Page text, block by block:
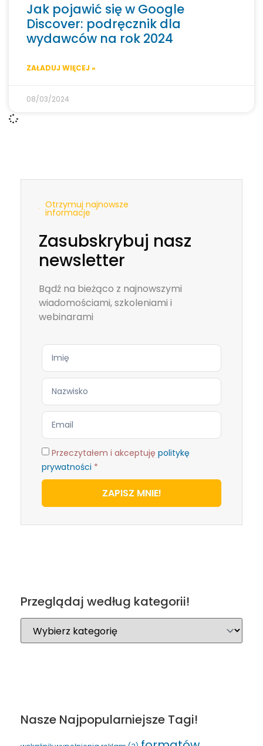
Jak pojawić się w Google
Discover: podręcznik dla
wydawców na rok 2024
ZAŁADUJ WIĘCEJ »
08/03/2024
Otrzymuj najnowsze
informacje
Zasubskrybuj nasz
newsletter
Bądź na bieżąco z najnowszymi
wiadomościami, szkoleniami i
webinarami
Przeczytałem i akceptuję politykę
prywatności *
ZAPISZ MNIE!
Przeglądaj według kategorii!
Nasze Najpopularniejsze Tagi!